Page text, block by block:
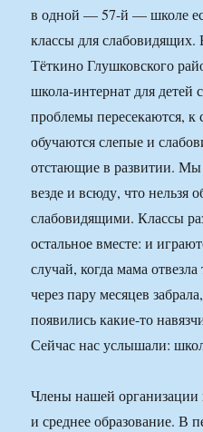
в одной — 57-й — школе
классы для слабовидящих.
Тёткино Глушковского
школа-интернат для
проблемы пересекаются,
обучаются слепые и
отстающие в развитии.
везде и всюду, что нельзя
слабовидящими. Классы
остальное вместе: и
случай, когда мама
через пару месяцев
появились какие-то
Сейчас нас услышали:
Члены нашей
и среднее образование. В